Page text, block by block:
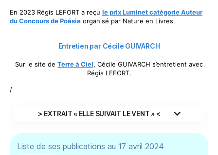
En 2023 Régis LEFORT a reçu le prix Luminet catégorie Auteur
du Concours de Poésie organisé par Nature en Livres.
Entretien par Cécile GUIVARCH
Sur le site de Terre à Ciel, Cécile GUIVARCH s’entretient avec
Régis LEFORT.
/
> EXTRAIT « ELLE SUIVAIT LE VENT » <
Liste de ses publications au 17 avril 2024